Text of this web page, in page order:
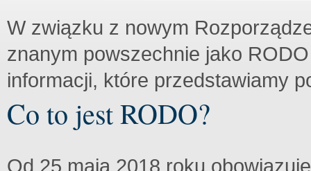
W związku z nowym
znanym powszechnie jako
informacji, które przedstawiamy
Co to jest RODO?
Od 25 maja 2018 roku